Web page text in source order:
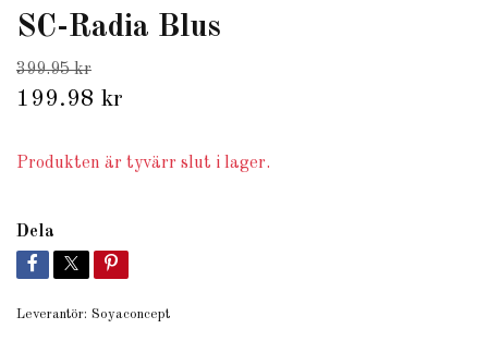
SC-Radia Blus
399.95 kr
199.98 kr
Produkten är tyvärr slut i lager.
Dela
Leverantör: Soyaconcept